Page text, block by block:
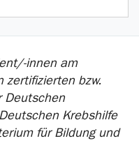
innen am
zertifizierten bzw.
Deutschen
Krebshilfe
für Bildung und